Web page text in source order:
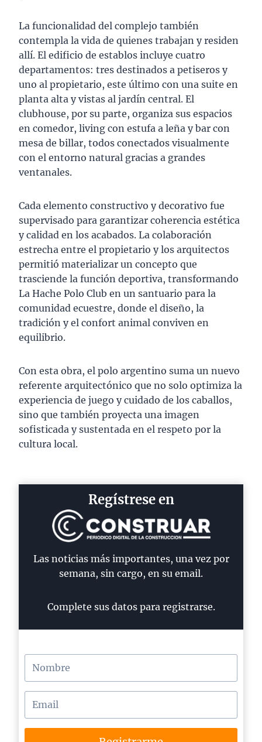
La funcionalidad del complejo también
contempla la vida de quienes trabajan y residen
allí. El edificio de establos incluye cuatro
departamentos: tres destinados a petiseros y
uno al propietario, este último con una suite en
planta alta y vistas al jardín central. El
clubhouse, por su parte, organiza sus espacios
en comedor, living con estufa a leña y bar con
mesa de billar, todos conectados visualmente
con el entorno natural gracias a grandes
ventanales.
Cada elemento constructivo y decorativo fue
supervisado para garantizar coherencia estética
y calidad en los acabados. La colaboración
estrecha entre el propietario y los arquitectos
permitió materializar un concepto que
trasciende la función deportiva, transformando
La Hache Polo Club en un santuario para la
comunidad ecuestre, donde el diseño, la
tradición y el confort animal conviven en
equilibrio.
Con esta obra, el polo argentino suma un nuevo
referente arquitectónico que no solo optimiza la
experiencia de juego y cuidado de los caballos,
sino que también proyecta una imagen
sofisticada y sustentada en el respeto por la
cultura local.
Regístrese en
Las noticias más importantes, una vez por
semana, sin cargo, en su email.
Complete sus datos para registrarse.